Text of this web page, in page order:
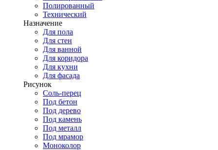
Полированный
Технический
Назначение
Для пола
Для стен
Для ванной
Для коридора
Для кухни
Для фасада
Рисунок
Соль-перец
Под бетон
Под дерево
Под камень
Под металл
Под мрамор
Моноколор